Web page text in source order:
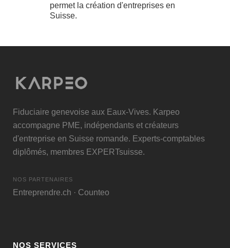
permet la création d'entreprises en
Suisse.
Fiduciaire genevoise aux Eaux-Vives. Karpeo
accompagne PME, indépendants et créateurs
d'entreprise en Suisse romande. Experts-comptables
diplômés, membres EXPERTsuisse.
NOS PARTENAIRES
Entreprendre.ch · Counteo
NOS SERVICES